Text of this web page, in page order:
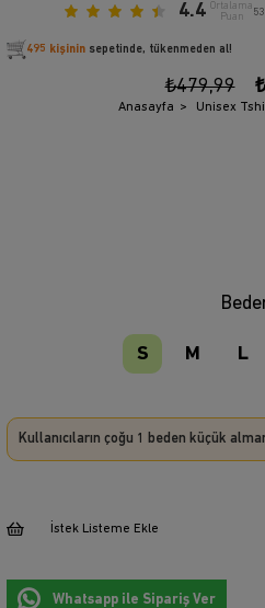
4.4 Ortalama
Puan
53
495 kişinin sepetinde, tükenmeden al!
₺479,99
Anasayfa Unisex
S M L
Kullanıcıların çoğu 1 beden küçük
İstek Listeme Ekle
Whatsapp ile Sipariş Ver